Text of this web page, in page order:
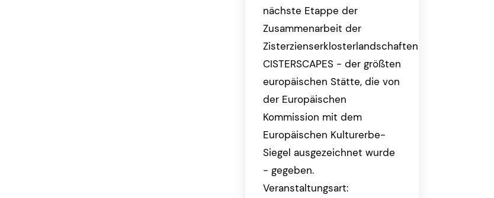
nächste Etappe der
Zusammenarbeit der
Zisterzienserklosterlandschaften
CISTERSCAPES - der größten
europäischen Stätte, die von
der Europäischen
Kommission mit dem
Europäischen Kulturerbe-
Siegel ausgezeichnet wurde
- gegeben.
Veranstaltungsart: